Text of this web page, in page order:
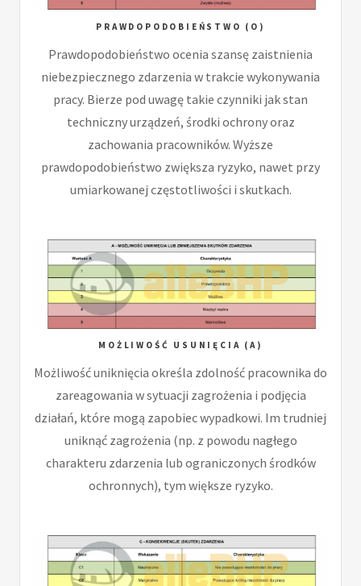
PRAWDOPODOBIEŃSTWO (O)
Prawdopodobieństwo ocenia szansę zaistnienia
niebezpiecznego zdarzenia w trakcie wykonywania
pracy. Bierze pod uwagę takie czynniki jak stan
techniczny urządzeń, środki ochrony oraz
zachowania pracowników. Wyższe
prawdopodobieństwo zwiększa ryzyko, nawet przy
umiarkowanej częstotliwości i skutkach.
MOŻLIWOŚĆ USUNIĘCIA (A)
Możliwość uniknięcia określa zdolność pracownika do
zareagowania w sytuacji zagrożenia i podjęcia
działań, które mogą zapobiec wypadkowi. Im trudniej
uniknąć zagrożenia (np. z powodu nagłego
charakteru zdarzenia lub ograniczonych środków
ochronnych), tym większe ryzyko.